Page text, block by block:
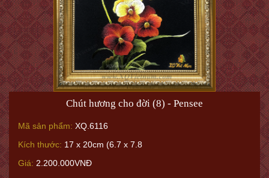
Chút hương cho đời (8) - Pensee
Mã sản phẩm: XQ.6116
Kích thước: 17 x 20cm (6.7 x 7.8
Giá: 2.200.000VNĐ